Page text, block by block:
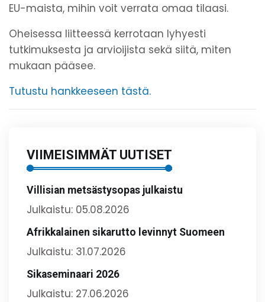
EU-maista, mihin voit verrata omaa tilaasi.
Oheisessa liitteessä kerrotaan lyhyesti
tutkimuksesta ja arvioijista sekä siitä, miten
mukaan pääsee.
Tutustu hankkeeseen tästä.
VIIMEISIMMÄT UUTISET
Villisian metsästysopas julkaistu
Julkaistu: 05.08.2026
Afrikkalainen sikarutto levinnyt Suomeen
Julkaistu: 31.07.2026
Sikaseminaari 2026
Julkaistu: 27.06.2026